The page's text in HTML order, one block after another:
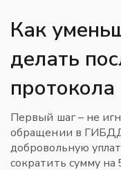
Как
делать
протокола
Первый шаг – не
обращении в
добровольную
сократить сумму на